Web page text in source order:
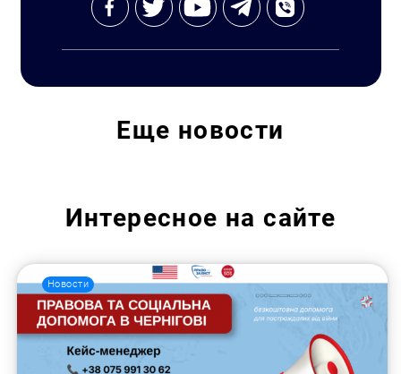
Еще новости
Интересное на сайте
Новости